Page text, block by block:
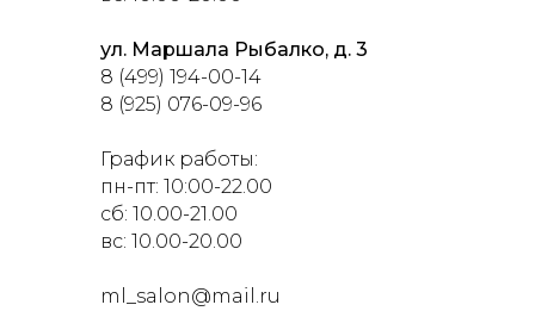
ул. Маршала Рыбалко, д. 3
8 (499) 194-00-14
8 (925) 076-09-96
График работы:
пн-пт: 10:00-22.00
сб: 10.00-21.00
вс: 10.00-20.00
ml_salon@mail.ru